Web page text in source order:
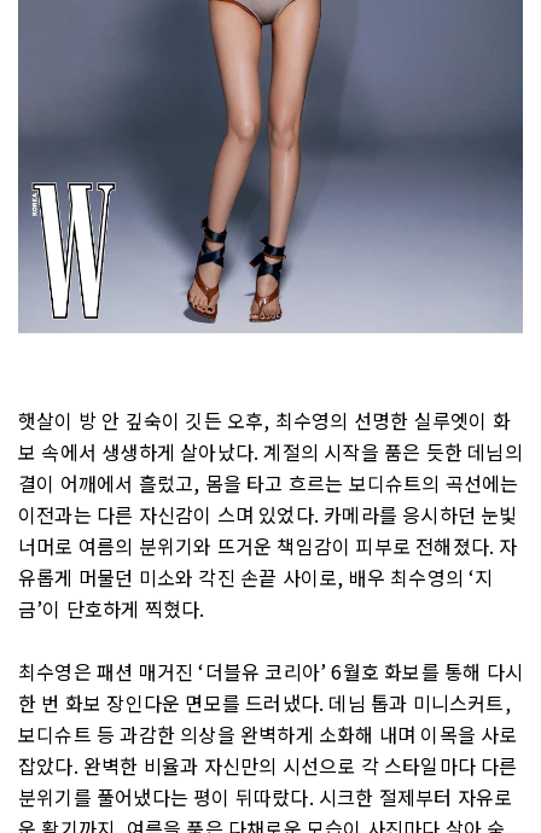
햇살이 방 안 깊숙이 깃든 오후, 최수영의 선명한 실루엣이 화
보 속에서 생생하게 살아났다. 계절의 시작을 품은 듯한 데님의
결이 어깨에서 흘렀고, 몸을 타고 흐르는 보디슈트의 곡선에는
이전과는 다른 자신감이 스며 있었다. 카메라를 응시하던 눈빛
너머로 여름의 분위기와 뜨거운 책임감이 피부로 전해졌다. 자
유롭게 머물던 미소와 각진 손끝 사이로, 배우 최수영의 ‘지
금’이 단호하게 찍혔다.
최수영은 패션 매거진 ‘더블유 코리아’ 6월호 화보를 통해 다시
한 번 화보 장인다운 면모를 드러냈다. 데님 톱과 미니스커트,
보디슈트 등 과감한 의상을 완벽하게 소화해 내며 이목을 사로
잡았다. 완벽한 비율과 자신만의 시선으로 각 스타일마다 다른
분위기를 풀어냈다는 평이 뒤따랐다. 시크한 절제부터 자유로